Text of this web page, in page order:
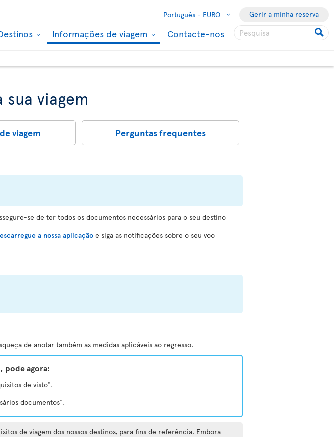
Português - EURO Gerir a minha reserva
Informações de viagem Contacte-nos
viagem
viagem Perguntas frequentes
se de ter todos os documentos necessários para o seu destino
a nossa aplicação e siga as notificações sobre o seu voo
de anotar também as medidas aplicáveis ao regresso.
pode agora:
de visto".
documentos".
de viagem dos nossos destinos, para fins de referência. Embora